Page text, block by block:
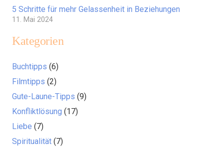
5 Schritte für mehr Gelassenheit in Beziehungen
11. Mai 2024
Kategorien
Buchtipps (6)
Filmtipps (2)
Gute-Laune-Tipps (9)
Konfliktlösung (17)
Liebe (7)
Spiritualität (7)